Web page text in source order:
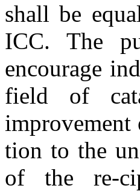
shall be
ICC. The
encourage
field of
improvement
tion to the
of the re-